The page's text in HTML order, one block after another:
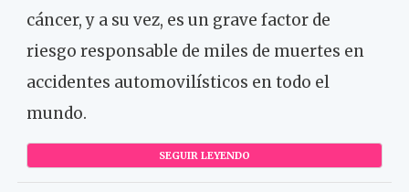
cáncer, y a su vez, es un grave factor de
riesgo responsable de miles de muertes en
accidentes automovilísticos en todo el
mundo.
SEGUIR LEYENDO